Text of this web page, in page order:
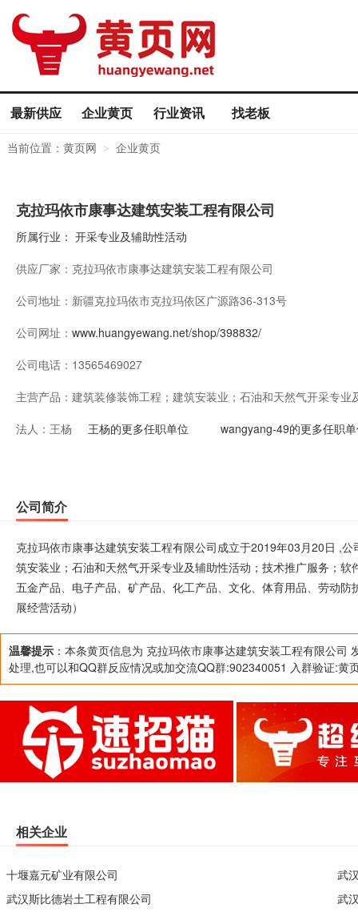
最新供应 企业黄页 行业资讯 找老板
当前位置： 黄页网 > 企业黄页
克拉玛依市康事达建筑安装工程有限公司
所属行业： 开采专业及辅助性活动
供应厂家： 克拉玛依市康事达建筑安装工程有限公司
公司地址： 新疆克拉玛依市克拉玛依区广源路36-313号
公司网址： www.huangyewang.net/shop/398832/
公司电话： 13565469027
主营产品： 建筑装修装饰工程；建筑安装业；石油和天然气开采专
和信息技术服务业；社会经济咨询；广告业；施工劳务
法人： 王杨 王杨的更多任职单位 wangyang-49的更多任职
公司简介
克拉玛依市康事达建筑安装工程有限公司成立于2019年03月20日 ,
筑安装业；石油和天然气开采专业及辅助性活动；技术推广服务；
五金产品、电子产品、矿产品、化工产品、文化、体育用品、劳动
展经营活动）
温馨提示 ：本条黄页信息为 克拉玛依市康事达建筑安装工程有限公司
处理,也可以和QQ群反应情况或加交流QQ群:902340051 入群验证:黄
相关企业
十堰嘉元矿业有限公司
武汉斯比德岩土工程有限公司
武
武